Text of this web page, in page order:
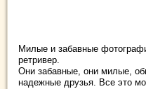
Милые и забавные
ретривер.
Они забавные, они милые,
надежные друзья. Все это